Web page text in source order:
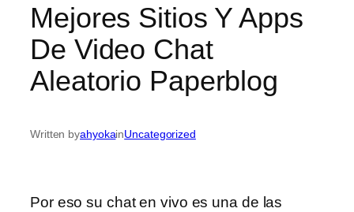
Mejores Sitios Y Apps
De Video Chat
Aleatorio Paperblog
Written byahyokainUncategorized
Por eso su chat en vivo es una de las